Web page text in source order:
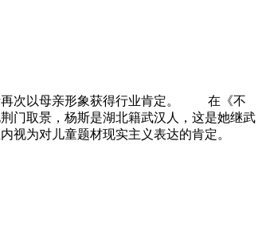
再次以母亲形象获得行业肯定。 在《不
门取景，杨斯是湖北籍武汉人，这是她继武
视为对儿童题材现实主义表达的肯定。